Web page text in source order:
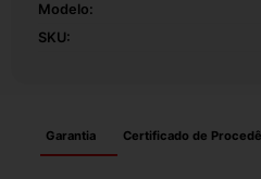
Modelo:
SKU:
Garantia Certificado de